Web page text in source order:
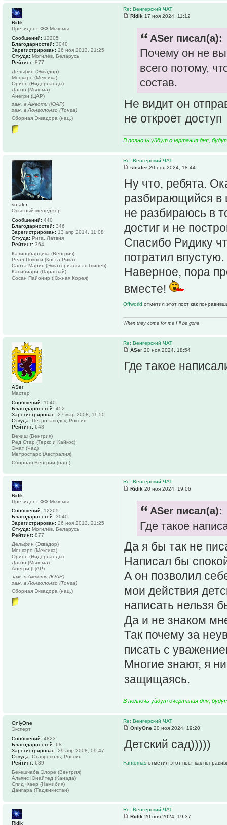
Re: Венгерский ЧАТ
Ridik 17 ноя 2024, 11:12
ASer писал(а):
Почему он не
всего потому,
состав.
Не видит он
не откроет доступ
В полночь уйдут очертания дня,
Ridik
Президент ФФ Мьянмы
Сообщений: 12205
Благодарностей: 3040
Зарегистрирован: 26 ноя 2013, 21:25
Откуда: Могилёв, Беларусь
Рейтинг: 877
Дельфин (Эквадор)
Монкаро (Мексика)
Орион (Нидерланды)
Дагон (Мьянма)
Анегри (ЦАР)
зам. в Амвоти (ЮАР)
зам. в Лонголонго (Тонга)
Сборная Эквадора (нац.)
Re: Венгерский ЧАТ
stealer 20 ноя 2024, 18:44
Ну что, ребята.
разбирающийся в
не разбираюсь в
достиг и не
Спасибо Ридику
потратил впустую.
Наверное, пора
вместе!
Offworld отметил этот пост как
When they come for me I`ll be gone
stealer
Опытный менеджер
Сообщений: 440
Благодарностей: 346
Зарегистрирован: 13 апр 2014, 11:08
Откуда: Рига, Латвия
Рейтинг: 364
Казинцбарцика (Венгрия)
Реал Покоси (Коста-Рика)
Санта Мария (Экваториальная Гвинея)
Капибиари (Парагвай)
Сосан Пайонир (Южная Корея)
Re: Венгерский ЧАТ
ASer 20 ноя 2024, 18:54
Где такое
ASer
Мастер
Сообщений: 1040
Благодарностей: 452
Зарегистрирован: 27 мар 2008, 11:50
Откуда: Петрозаводск, Россия
Рейтинг: 648
Вечиш (Венгрия)
Ред Стар (Теркс и Кайкос)
Эмат (Чад)
Метростарс (Австралия)
Сборная Венгрии (нац.)
Re: Венгерский ЧАТ
Ridik 20 ноя 2024, 19:06
ASer писал(а):
Где такое
Да я бы так не
Написал бы
А он позволил
мои действия
написать нельзя
Да и не знаком
Так почему за
писать с
Многие знают, я
защищаясь.
В полночь уйдут очертания дня,
Ridik
Президент ФФ Мьянмы
Сообщений: 12205
Благодарностей: 3040
Зарегистрирован: 26 ноя 2013, 21:25
Откуда: Могилёв, Беларусь
Рейтинг: 877
Дельфин (Эквадор)
Монкаро (Мексика)
Орион (Нидерланды)
Дагон (Мьянма)
Анегри (ЦАР)
зам. в Амвоти (ЮАР)
зам. в Лонголонго (Тонга)
Сборная Эквадора (нац.)
Re: Венгерский ЧАТ
OnlyOne 20 ноя 2024, 19:20
Детский сад)))))
Fantomas отметил этот пост как
OnlyOne
Эксперт
Сообщений: 4823
Благодарностей: 68
Зарегистрирован: 29 апр 2008, 09:47
Откуда: Ставрополь, Россия
Рейтинг: 639
Бекешчаба Элоре (Венгрия)
Альянс Юнайтед (Канада)
Спид Фаер (Намибия)
Дангара (Таджикистан)
Re: Венгерский ЧАТ
Ridik 20 ноя 2024, 19:37
Ridik